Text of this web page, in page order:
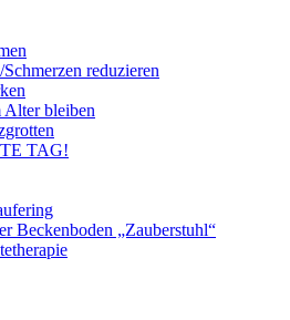
reduzieren
bleiben
TAG!
Beckenboden „Zauberstuhl“